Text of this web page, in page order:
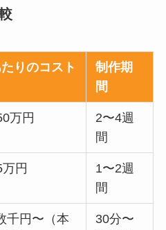
りのコスト
制作期
間
万円
2〜4週
間
円
1〜2週
間
千円〜（本
30分〜